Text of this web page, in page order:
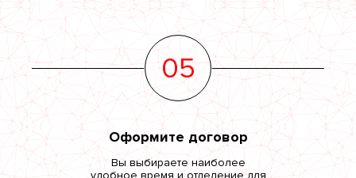
05
Оформите договор
Вы выбираете наиболее
удобное время и отделение для